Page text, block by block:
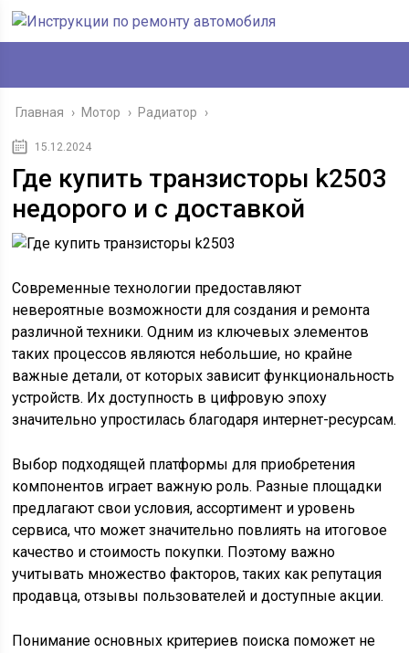
Главная › Мотор › Радиатор ›
15.12.2024
Где купить транзисторы k2503
недорого и с доставкой
Современные технологии предоставляют
невероятные возможности для создания и ремонта
различной техники. Одним из ключевых элементов
таких процессов являются небольшие, но крайне
важные детали, от которых зависит функциональность
устройств. Их доступность в цифровую эпоху
значительно упростилась благодаря интернет-ресурсам.
Выбор подходящей платформы для приобретения
компонентов играет важную роль. Разные площадки
предлагают свои условия, ассортимент и уровень
сервиса, что может значительно повлиять на итоговое
качество и стоимость покупки. Поэтому важно
учитывать множество факторов, таких как репутация
продавца, отзывы пользователей и доступные акции.
Понимание основных критериев поиска поможет не